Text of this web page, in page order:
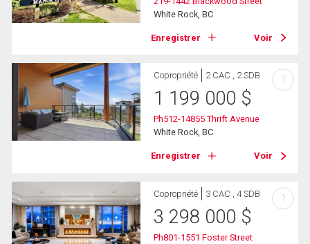
White Rock, BC
Enregistrer Voir
Copropriété 2 CAC , 2 SDB
1 199 000 $
Ph512-14855 Thrift Avenue
White Rock, BC
Enregistrer Voir
?
Copropriété 3 CAC , 4 SDB
3 298 000 $
Ph801-1551 Foster Street
?